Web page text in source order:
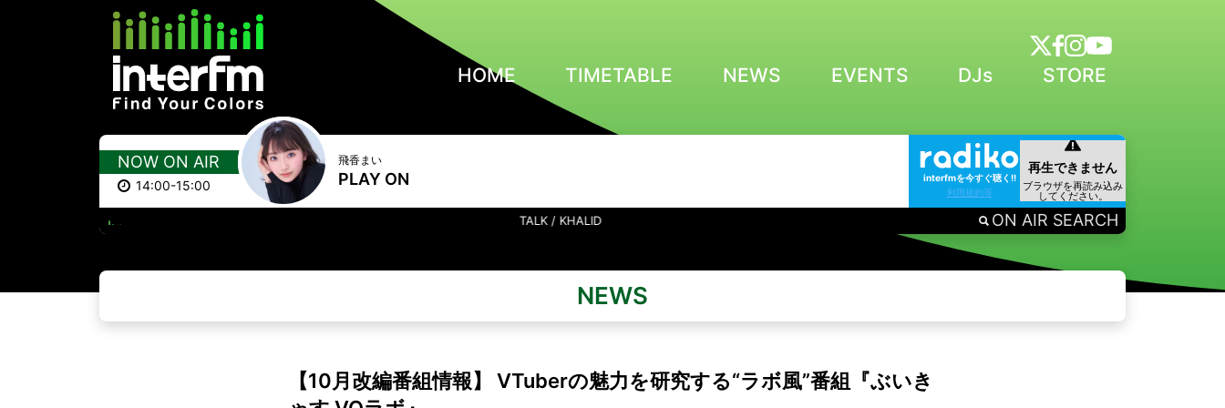
HOME TIMETABLE NEWS EVENTS DJs STORE
NOW ON AIR
14:00-15:00
飛香まい
PLAY ON
interfmを今すぐ聴く!!
利用規約等
TALK / KHALID ON AIR SEARCH
NEWS
【10月改編番組情報】 VTuberの魅力を研究する“ラボ風”番組『ぶいき